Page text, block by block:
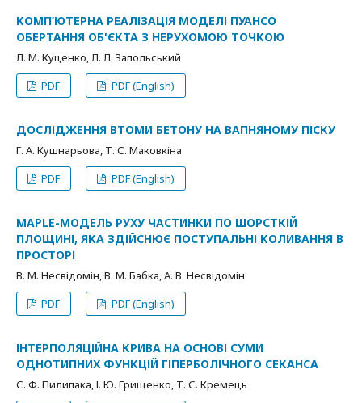
КОМП’ЮТЕРНА РЕАЛІЗАЦІЯ МОДЕЛІ ПУАНСО
ОБЕРТАННЯ ОБ'ЄКТА З НЕРУХОМОЮ ТОЧКОЮ
Л. М. Куценко, Л. Л. Запольський
PDF
PDF (English)
ДОСЛІДЖЕННЯ ВТОМИ БЕТОНУ НА ВАПНЯНОМУ ПІСКУ
Г. А. Кушнарьова, Т. С. Маковкіна
PDF
PDF (English)
MAPLE-МОДЕЛЬ РУХУ ЧАСТИНКИ ПО ШОРСТКІЙ
ПЛОЩИНІ, ЯКА ЗДІЙСНЮЄ ПОСТУПАЛЬНІ КОЛИВАННЯ В
ПРОСТОРІ
В. М. Несвідомін, В. М. Бабка, А. В. Несвідомін
PDF
PDF (English)
ІНТЕРПОЛЯЦІЙНА КРИВА НА ОСНОВІ СУМИ
ОДНОТИПНИХ ФУНКЦІЙ ГІПЕРБОЛІЧНОГО СЕКАНСА
С. Ф. Пилипака, І. Ю. Грищенко, Т. С. Кремець